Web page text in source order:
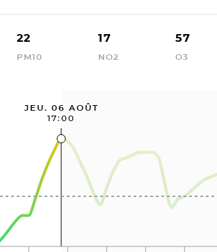
22
PM10
17
NO2
57
O3
JEU. 06 AOÛT
17:00